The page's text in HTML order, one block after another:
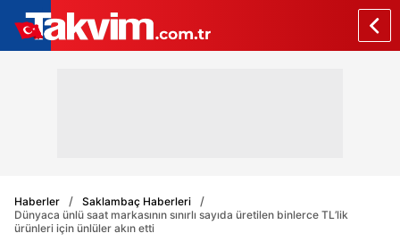
Haberler
Saklambaç Haberleri
Dünyaca ünlü saat markasının sınırlı sayıda üretilen binlerce TL’lik
ürünleri için ünlüler akın etti